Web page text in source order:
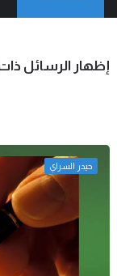
‏إظهار الرسائل
حيدر السراي